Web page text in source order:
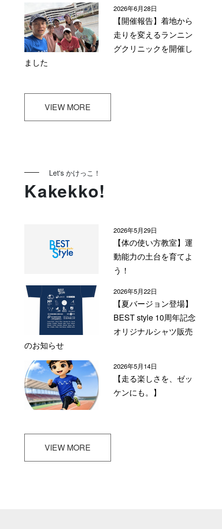
2026年6月28日
【開催報告】着地から
走りを変えるランニン
グクリニックを開催し
ました
VIEW MORE
Let's かけっこ！
Kakekko!
2026年5月29日
【体の使い方教室】運
動能力の土台を育てよ
う！
2026年5月22日
【夏バージョン登場】
BEST style 10周年記念
オリジナルシャツ販売
のお知らせ
2026年5月14日
【走る楽しさを、ゼッ
ケンにも。】
VIEW MORE